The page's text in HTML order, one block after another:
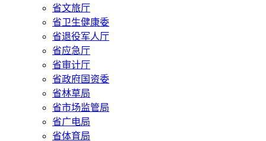
省文旅厅
省卫生健康委
省退役军人厅
省应急厅
省审计厅
省政府国资委
省林草局
省市场监管局
省广电局
省体育局